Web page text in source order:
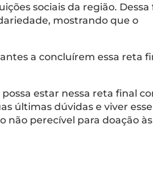
sociais da região. Dessa
mostrando que o
a concluírem essa reta
estar nessa reta final
últimas dúvidas e viver esse
perecível para doação às